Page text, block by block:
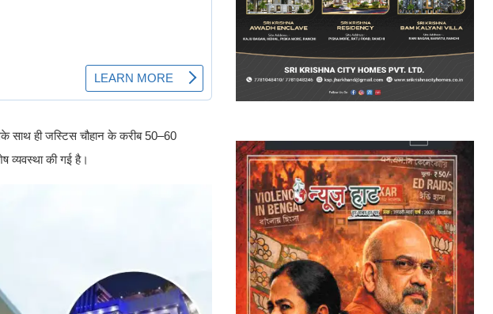
साथ ही जस्टिस चौहान के करीब 50–60
व्यवस्था की गई है।